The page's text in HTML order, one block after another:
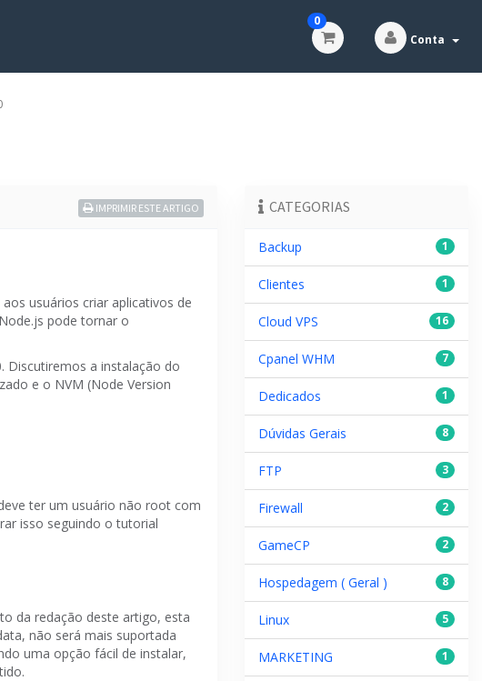
0
Conta
CATEGORIAS
1
Backup
1
Clientes
16
Cloud VPS
7
Cpanel WHM
1
Dedicados
8
Dúvidas Gerais
3
FTP
2
Firewall
2
GameCP
8
Hospedagem ( Geral )
5
Linux
1
MARKETING
IMPRIMIR ESTE ARTIGO
usuários criar aplicativos de
pode tornar o
Discutiremos a instalação do
e o NVM (Node Version
ter um usuário não root com
isso seguindo otutorial
da redação deste artigo, esta
não será mais suportada
uma opção fácil de instalar,